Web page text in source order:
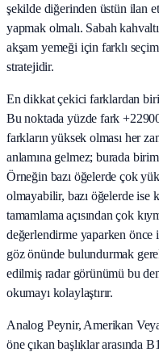
şekilde diğerinden üstün ilan
yapmak olmalı. Sabah
akşam yemeği için farklı
stratejidir.
En dikkat çekici farklardan
Bu noktada yüzde fark
farkların yüksek olması her
anlamına gelmez; burada
Örneğin bazı öğelerde çok
olmayabilir, bazı öğelerde ise
tamamlama açısından çok
değerlendirme yaparken önce
göz önünde bulundurmak
edilmiş radar görünümü bu
okumayı kolaylaştırır.
Analog Peynir, Amerikan
öne çıkan başlıklar